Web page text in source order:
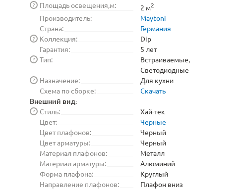
Площадь освещения,м:
? 2 м2
Производитель:
Maytoni
Страна:
Германия
Коллекция:
?
Dip
Гарантия:
5 лет
Тип:
?
Встраиваемые,
Светодиодные
Назначение:
?
Для кухни
Схема по сборке:
Скачать
Внешний вид:
Стиль:
?
Хай-тек
Цвет:
Черные
Цвет плафонов:
Черный
Цвет арматуры:
Черный
Материал плафонов:
Металл
Материал арматуры:
Алюминий
Форма плафона:
Круглый
Направление плафонов:
Плафон вниз